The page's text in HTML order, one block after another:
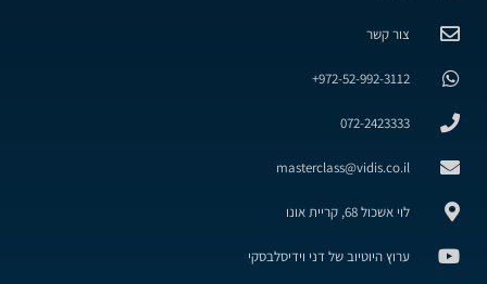
צור קשר
972-52-992-3112+
072-2423333
masterclass@vidis.co.il
לוי אשכול 68, קריית אונו
ערוץ היוטיוב של דני וידיסלבסקי